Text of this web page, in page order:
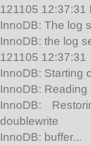
121105 12:37:31
InnoDB: The log
InnoDB: the log
121105
InnoDB: Starting
InnoDB:
InnoDB:
doublewrite
InnoDB: buffer...